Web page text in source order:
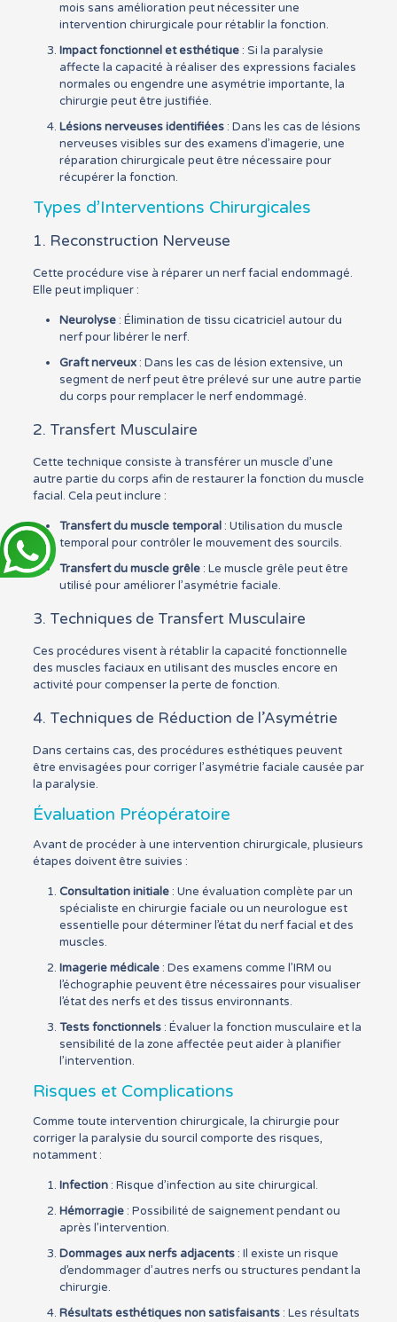
mois sans amélioration peut nécessiter une
intervention chirurgicale pour rétablir la fonction.
Impact fonctionnel et esthétique: Si la paralysie
affecte la capacité à réaliser des expressions faciales
normales ou engendre une asymétrie importante, la
chirurgie peut être justifiée.
Lésions nerveuses identifiées: Dans les cas de lésions
nerveuses visibles sur des examens d’imagerie, une
réparation chirurgicale peut être nécessaire pour
récupérer la fonction.
Types d’Interventions Chirurgicales
1. Reconstruction Nerveuse
Cette procédure vise à réparer un nerf facial endommagé.
Elle peut impliquer :
Neurolyse: Élimination de tissu cicatriciel autour du
nerf pour libérer le nerf.
Graft nerveux: Dans les cas de lésion extensive, un
segment de nerf peut être prélevé sur une autre partie
du corps pour remplacer le nerf endommagé.
2. Transfert Musculaire
Cette technique consiste à transférer un muscle d’une
autre partie du corps afin de restaurer la fonction du muscle
facial. Cela peut inclure :
Transfert du muscle temporal: Utilisation du muscle
temporal pour contrôler le mouvement des sourcils.
Transfert du muscle grêle: Le muscle grêle peut être
utilisé pour améliorer l’asymétrie faciale.
3. Techniques de Transfert Musculaire
Ces procédures visent à rétablir la capacité fonctionnelle
des muscles faciaux en utilisant des muscles encore en
activité pour compenser la perte de fonction.
4. Techniques de Réduction de l’Asymétrie
Dans certains cas, des procédures esthétiques peuvent
être envisagées pour corriger l’asymétrie faciale causée par
la paralysie.
Évaluation Préopératoire
Avant de procéder à une intervention chirurgicale, plusieurs
étapes doivent être suivies :
Consultation initiale: Une évaluation complète par un
spécialiste en chirurgie faciale ou un neurologue est
essentielle pour déterminer l’état du nerf facial et des
muscles.
Imagerie médicale: Des examens comme l’IRM ou
l’échographie peuvent être nécessaires pour visualiser
l’état des nerfs et des tissus environnants.
Tests fonctionnels: Évaluer la fonction musculaire et la
sensibilité de la zone affectée peut aider à planifier
l’intervention.
Risques et Complications
Comme toute intervention chirurgicale, la chirurgie pour
corriger la paralysie du sourcil comporte des risques,
notamment :
Infection: Risque d’infection au site chirurgical.
Hémorragie: Possibilité de saignement pendant ou
après l’intervention.
Dommages aux nerfs adjacents: Il existe un risque
d’endommager d’autres nerfs ou structures pendant la
chirurgie.
Résultats esthétiques non satisfaisants: Les résultats